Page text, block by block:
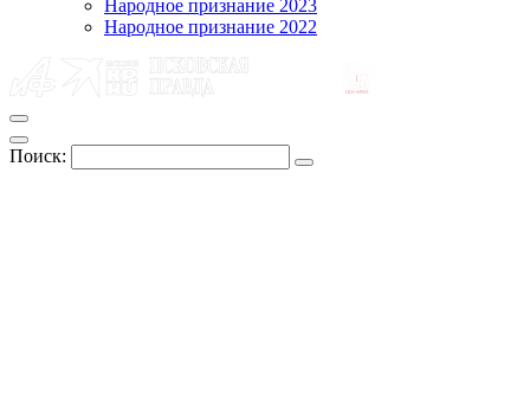
Народное признание 2023
Народное признание 2022
Поиск: